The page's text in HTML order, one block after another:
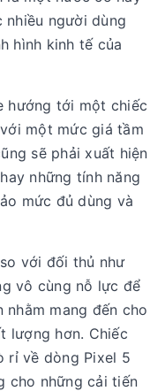
người dùng
hình kinh tế của
hướng tới một chiếc
một mức giá tầm
sẽ phải xuất hiện
những tính năng
mức đủ dùng và
với đối thủ như
vô cùng nỗ lực để
mang đến cho
lượng hơn. Chiếc
rỉ về dòng Pixel 5
cho những cải tiến